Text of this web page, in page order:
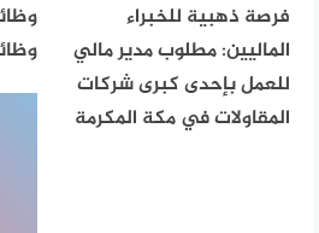
فرصة ذهبية للخبراء
الماليين: مطلوب مدير مالي
للعمل بإحدى كبرى شركات
المقاولات في مكة المكرمة